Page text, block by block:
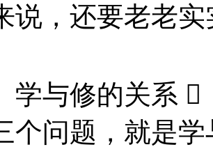
说，还要老老
与修的关系 
问题，就是学